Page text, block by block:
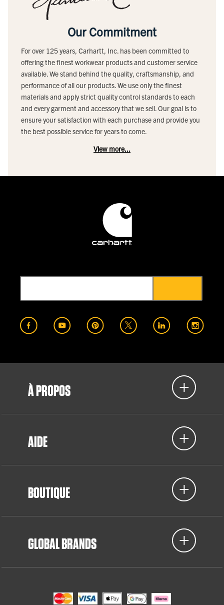
Our Commitment
For over 125 years, Carhartt, Inc. has been committed to
offering the finest workwear products and customer service
available. We stand behind the quality, craftsmanship, and
performance of all our products. We use only the finest
materials and apply strict quality control standards to each
and every garment and accessory that we sell. Our goal is to
ensure your satisfaction with each purchase and provide you
the best possible service for years to come.
View more...
À PROPOS
AIDE
BOUTIQUE
GLOBAL BRANDS